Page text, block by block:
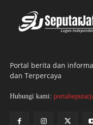
Portal berita dan
dan Terpercaya
Hubungi kami: